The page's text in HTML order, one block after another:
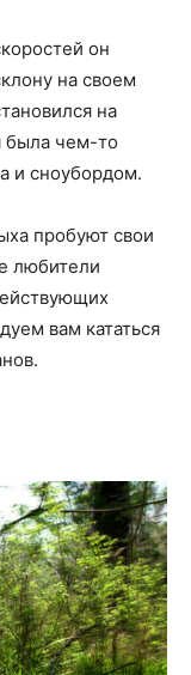
он
на своем
на
была чем-то
и сноубордом.
пробуют свои
любители
вам кататься